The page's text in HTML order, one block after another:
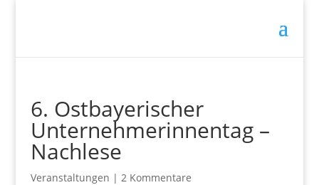
6. Ostbayerischer
Unternehmerinnentag –
Nachlese
Veranstaltungen | 2 Kommentare